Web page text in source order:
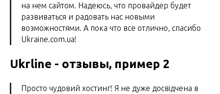
на нем сайтом. Надеюсь, что провайдер будет
развиваться и радовать нас новыми
возможностями. А пока что все отлично, спасибо
Ukraine.com.ua!
Ukrline - отзывы, пример 2
Просто чудовий хостинг! Я не дуже досвідчена в